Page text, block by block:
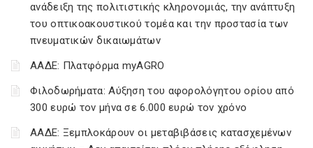
ανάδειξη της πολιτιστικής κληρονομιάς, την ανάπτυξη
του οπτικοακουστικού τομέα και την προστασία των
πνευματικών δικαιωμάτων
ΑΑΔΕ: Πλατφόρμα myAGRO
Φιλοδωρήματα: Αύξηση του αφορολόγητου ορίου από
300 ευρώ τον μήνα σε 6.000 ευρώ τον χρόνο
ΑΑΔΕ: Ξεμπλοκάρουν οι μεταβιβάσεις κατασχεμένων